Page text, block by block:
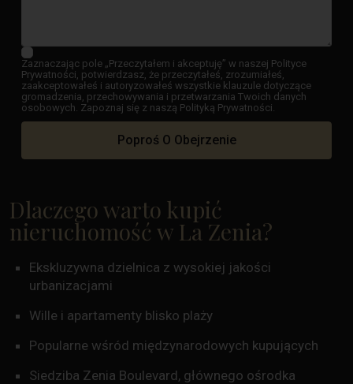
Zaznaczając pole „Przeczytałem i akceptuję” w naszej Polityce
Prywatności, potwierdzasz, że przeczytałeś, zrozumiałeś,
zaakceptowałeś i autoryzowałeś wszystkie klauzule dotyczące
gromadzenia, przechowywania i przetwarzania Twoich danych
osobowych. Zapoznaj się z naszą Polityką Prywatności.
Poproś O Obejrzenie
Dlaczego warto kupić
nieruchomość w La Zenia?
Ekskluzywna dzielnica z wysokiej jakości
urbanizacjami
Wille i apartamenty blisko plaży
Popularne wśród międzynarodowych kupujących
Siedziba Zenia Boulevard, głównego ośrodka